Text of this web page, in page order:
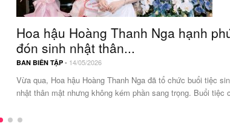
Hoa hậu Hoàng Thanh Nga hạnh
đón sinh nhật thân...
BAN BIÊN TẬP- 14/05/2026
Vừa qua, Hoa hậu Hoàng Thanh Nga đã tổ chức buổi tiệc
nhật thân mật nhưng không kém phần sang trọng. Buổi tiệc